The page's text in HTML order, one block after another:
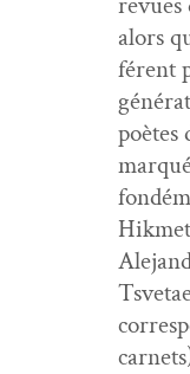
alors
férent
poètes